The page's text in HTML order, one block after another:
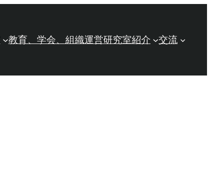
教育、学会、組織運営研究室紹介 交流